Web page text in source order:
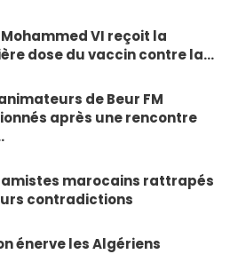
Mohammed VI reçoit la
dose du vaccin contre la…
de Beur FM
après une rencontre
marocains rattrapés
contradictions
énerve les Algériens